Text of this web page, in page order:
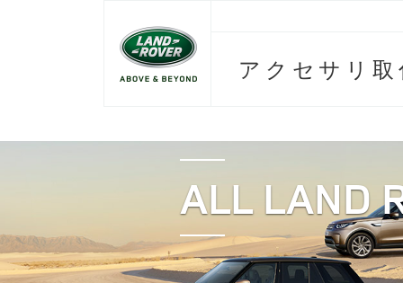
アクセサリ
ALL LAND